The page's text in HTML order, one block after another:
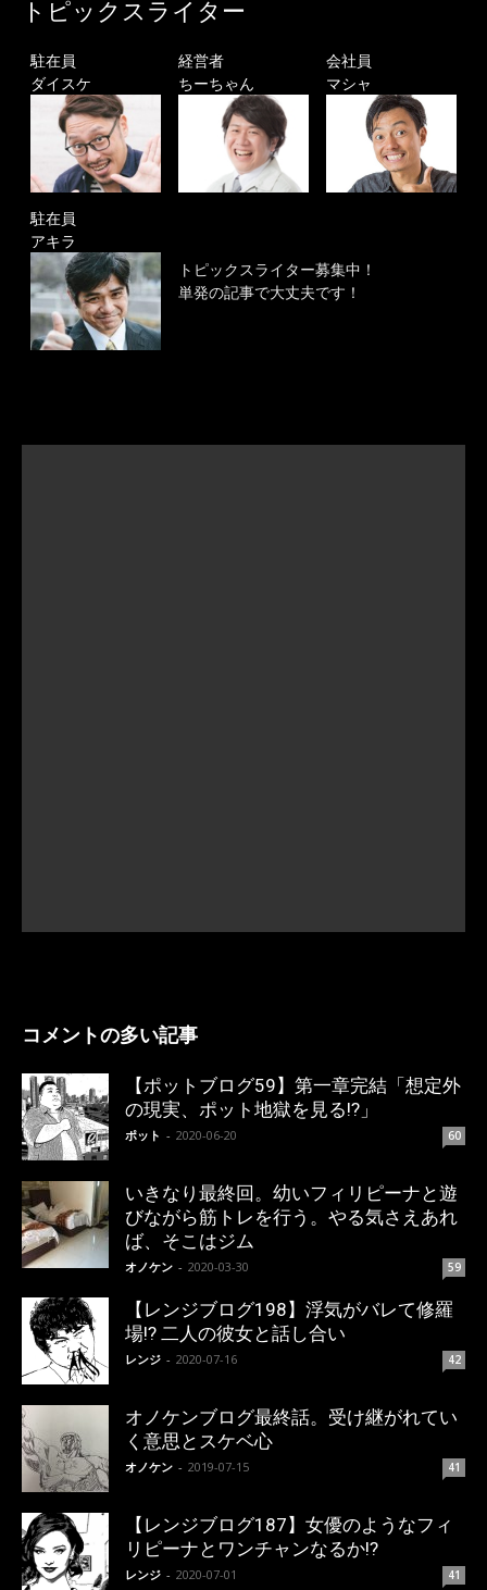
トピックスライター
駐在員
ダイスケ
経営者
ちーちゃん
会社員
マシャ
駐在員
アキラ
トピックスライター募集中！
単発の記事で大丈夫です！
コメントの多い記事
【ポットブログ59】第一章完結「想定外
の現実、ポット地獄を見る!?」
ポット - 2020-06-20 60
いきなり最終回。幼いフィリピーナと遊
びながら筋トレを行う。やる気さえあれ
ば、そこはジム
オノケン - 2020-03-30 59
【レンジブログ198】浮気がバレて修羅
場!? 二人の彼女と話し合い
レンジ - 2020-07-16 42
オノケンブログ最終話。受け継がれてい
く意思とスケベ心
オノケン - 2019-07-15 41
【レンジブログ187】女優のようなフィ
リピーナとワンチャンなるか!?
レンジ - 2020-07-01 41